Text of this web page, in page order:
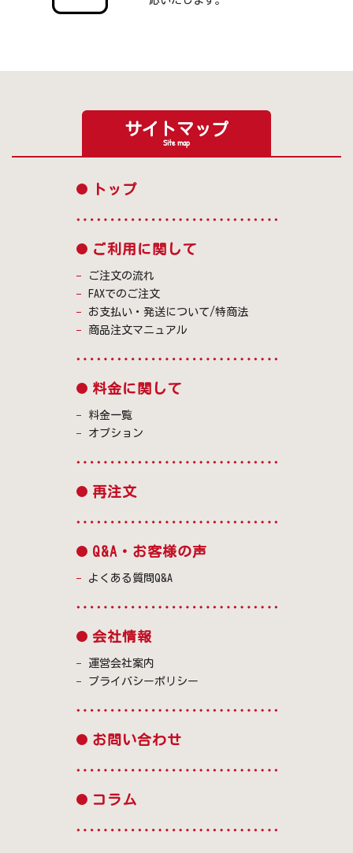
サイトマップ
Site map
トップ
ご利用に関して
ご注文の流れ
FAXでのご注文
お支払い・発送について/特商法
商品注文マニュアル
料金に関して
料金一覧
オプション
再注文
Q&A・お客様の声
よくある質問Q&A
会社情報
運営会社案内
プライバシーポリシー
お問い合わせ
コラム